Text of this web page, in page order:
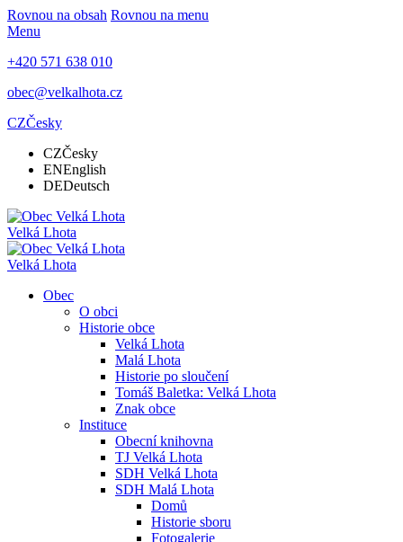
Rovnou na obsah Rovnou na menu
Menu
+420 571 638 010
obec@velkalhota.cz
CZČesky
CZČesky
ENEnglish
DEDeutsch
Velká Lhota
Velká Lhota
Obec
O obci
Historie obce
Velká Lhota
Malá Lhota
Historie po sloučení
Tomáš Baletka: Velká Lhota
Znak obce
Instituce
Obecní knihovna
TJ Velká Lhota
SDH Velká Lhota
SDH Malá Lhota
Domů
Historie sboru
Fotogalerie